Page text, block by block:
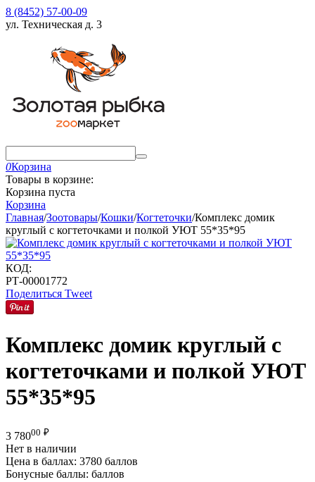
8 (8452) 57-00-09
ул. Техническая д. 3
0Корзина
Товары в корзине:
Корзина пуста
Корзина
Главная/Зоотовары/Кошки/Когтеточки/Комплекс домик
круглый с когтеточками и полкой УЮТ 55*35*95
КОД:
РТ-00001772
Поделиться Tweet
Комплекс домик круглый с
когтеточками и полкой УЮТ
55*35*95
3 78000 ₽
Нет в наличии
Цена в баллах: 3780 баллов
Бонусные баллы: баллов